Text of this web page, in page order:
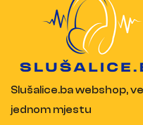
Slušalice.ba webshop,
jednom mjestu